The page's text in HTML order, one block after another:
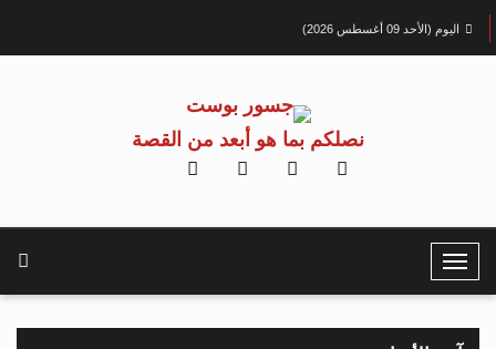
اليوم (الأحد 09 أغسطس 2026)
نصلكم بما هو أبعد من القصة
T
o